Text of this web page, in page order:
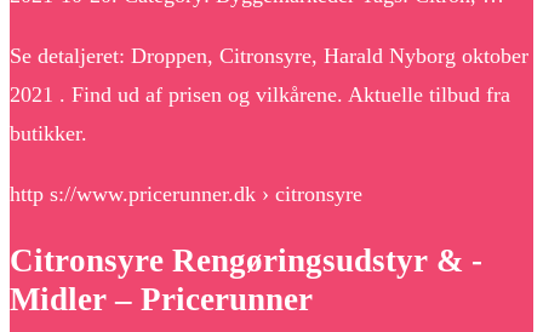
Se detaljeret: Droppen, Citronsyre, Harald Nyborg oktober
2021 . Find ud af prisen og vilkårene. Aktuelle tilbud fra
butikker.
http s://www.pricerunner.dk › citronsyre
Citronsyre Rengøringsudstyr & -
Midler – Pricerunner